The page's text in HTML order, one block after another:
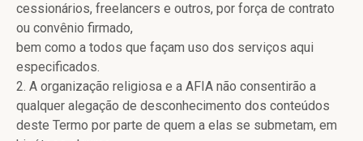
cessionários, freelancers e outros, por força de contrato
ou convênio firmado,
bem como a todos que façam uso dos serviços aqui
especificados.
2. A organização religiosa e a AFIA não consentirão a
qualquer alegação de desconhecimento dos conteúdos
deste Termo por parte de quem a elas se submetam, em